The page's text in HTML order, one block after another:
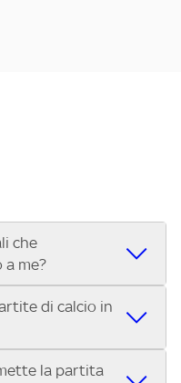
che
me?
vicino a te per
Serie C Sky Wifi, la
Europa League, la UEFA
1®, la MotoGP™ e
di calcio in
mostrano le partite
la partita